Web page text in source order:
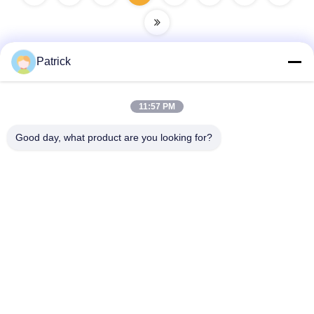
Dirección
Patrick
11:57 PM
Good day, what product are you looking for?